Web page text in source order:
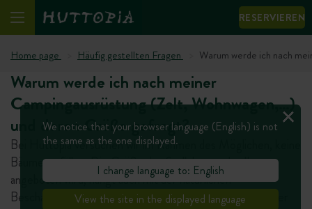
RESERVIEREN
Home page Häufig gestellten Fragen Warum werde ich nach
Warum werde ich nach meiner
Campingausrüstung (Zelt, Wohnwagen,…)
und deren Größe gefragt?
Bei Huttopia versuchen wir im Rahmen des Möglichen, keine
Bäume zu fällen. Die Größe des Stellplatzes, der Ihnen
angeboten wird, hängt auch mit der natürlichen
Beschaffenheit dieses Platzes zusammen: eine kleine oder
We notice that your browser language (English) is not
the same as the one displayed.
I change language to: English
View the site in the displayed language